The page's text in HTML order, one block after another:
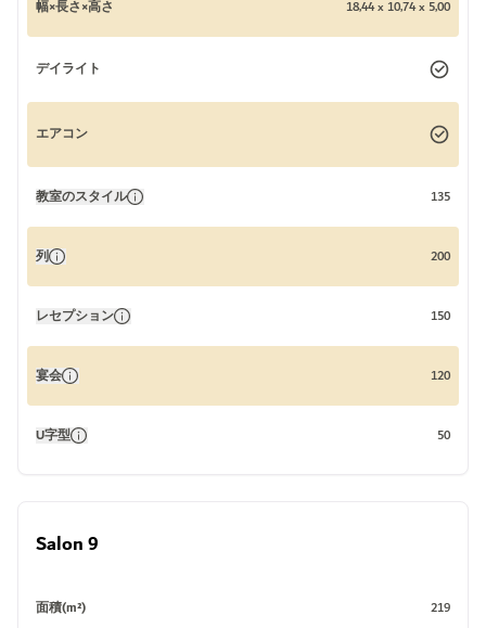
幅×長さ×高さ 18,44 x 10,74 x 5,00
デイライト
エアコン
教室のスタイル 135
列 200
レセプション 150
宴会 120
U字型 50
Salon 9
面積(m²) 219